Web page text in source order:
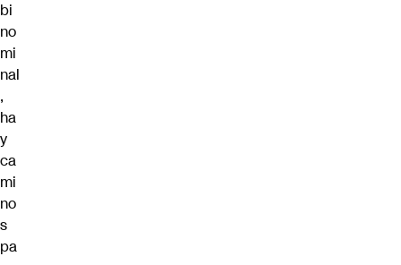
bi
no
mi
nal
,
ha
y
ca
mi
no
s
pa